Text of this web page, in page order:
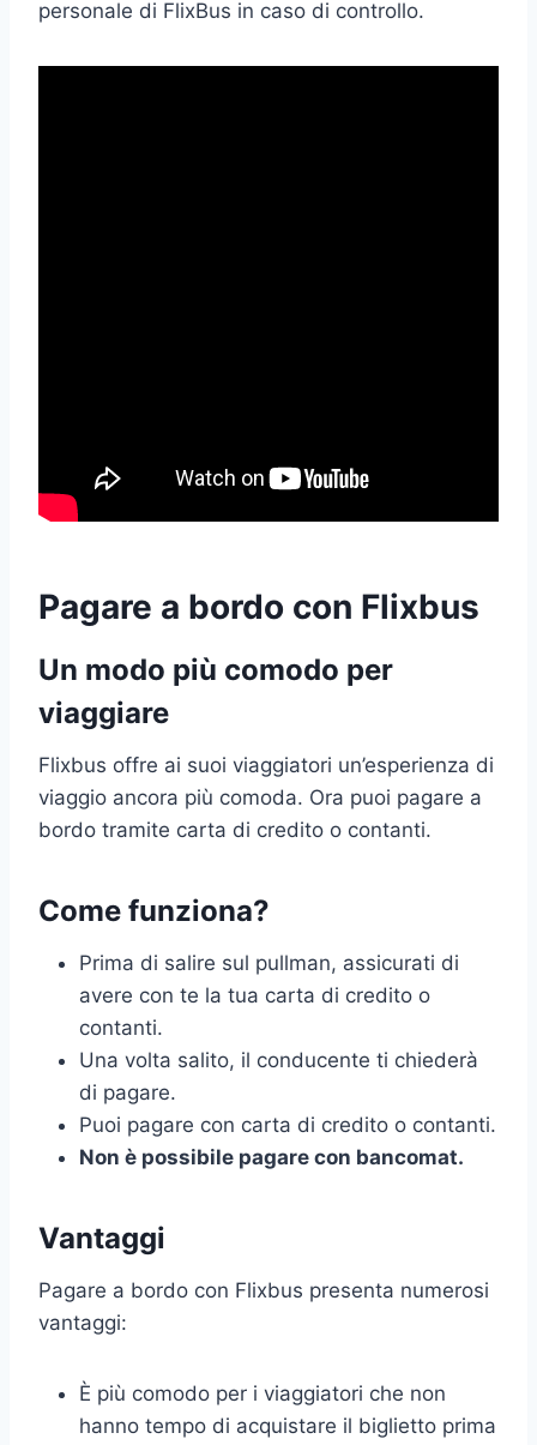
personale di FlixBus in caso di controllo.
Pagare a bordo con Flixbus
Un modo più comodo per
viaggiare
Flixbus offre ai suoi viaggiatori un’esperienza di
viaggio ancora più comoda. Ora puoi pagare a
bordo tramite carta di credito o contanti.
Come funziona?
Prima di salire sul pullman, assicurati di
avere con te la tua carta di credito o
contanti.
Una volta salito, il conducente ti chiederà
di pagare.
Puoi pagare con carta di credito o contanti.
Non è possibile pagare con bancomat.
Vantaggi
Pagare a bordo con Flixbus presenta numerosi
vantaggi:
È più comodo per i viaggiatori che non
hanno tempo di acquistare il biglietto prima